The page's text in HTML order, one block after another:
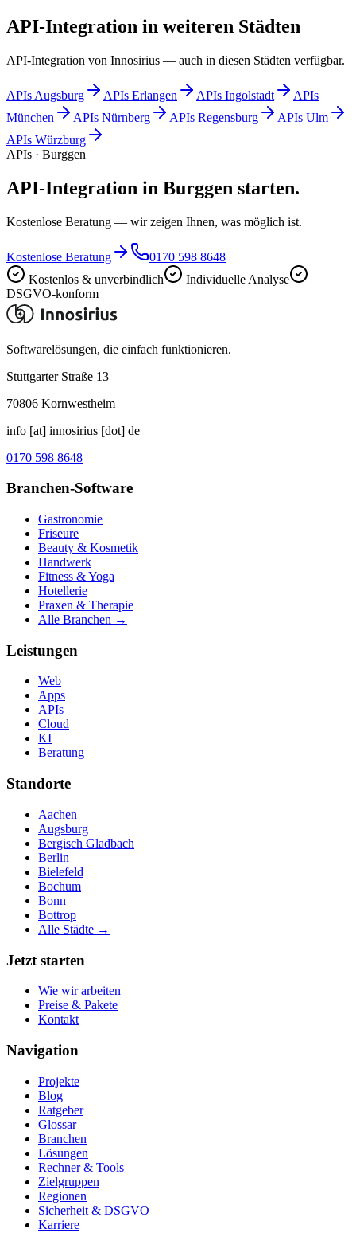
API-Integration in weiteren Städten
API-Integration von Innosirius — auch in diesen Städten verfügbar.
APIs Augsburg APIs Erlangen APIs Ingolstadt
APIs
München
APIs Nürnberg APIs Regensburg APIs Ulm
APIs Würzburg
APIs · Burggen
API-Integration in Burggen starten.
Kostenlose Beratung — wir zeigen Ihnen, was möglich ist.
Kostenlose Beratung
0170 598 8648
Kostenlos & unverbindlich
Individuelle Analyse
DSGVO-konform
Softwarelösungen, die einfach funktionieren.
Stuttgarter Straße 13
70806 Kornwestheim
info [at] innosirius [dot] de
0170 598 8648
Branchen-Software
Gastronomie
Friseure
Beauty & Kosmetik
Handwerk
Fitness & Yoga
Hotellerie
Praxen & Therapie
Alle Branchen →
Leistungen
Web
Apps
APIs
Cloud
KI
Beratung
Standorte
Aachen
Augsburg
Bergisch Gladbach
Berlin
Bielefeld
Bochum
Bonn
Bottrop
Alle Städte →
Jetzt starten
Wie wir arbeiten
Preise & Pakete
Kontakt
Navigation
Projekte
Blog
Ratgeber
Glossar
Branchen
Lösungen
Rechner & Tools
Zielgruppen
Regionen
Sicherheit & DSGVO
Karriere